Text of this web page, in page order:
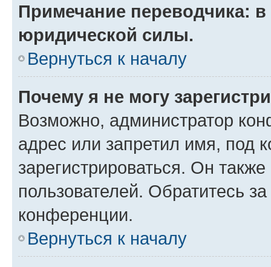
Примечание переводчика:
юридической силы.
Вернуться к началу
Почему я не могу
Возможно, администратор
адрес или запретил имя, под
зарегистрироваться. Он
пользователей. Обратитесь
конференции.
Вернуться к началу